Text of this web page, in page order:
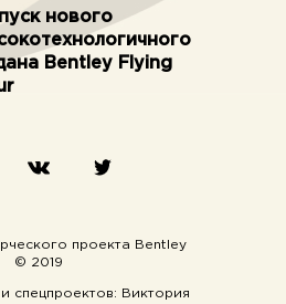
нового
Bentley Flying
проекта
Bentley
© 2019
спецпроектов: Виктория